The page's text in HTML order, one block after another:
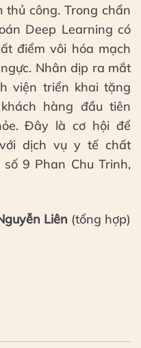
thủ công. Trong chẩn
Deep Learning có
điểm vôi hóa mạch
Nhân dịp ra mắt
viện triển khai tặng
hàng đầu tiên
Đây là cơ hội để
dịch vụ y tế chất
9 Phan Chu Trinh,
Liên (tổng hợp)